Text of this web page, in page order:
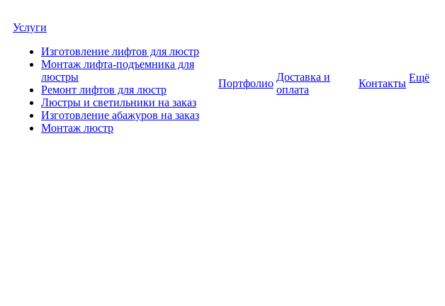
Услуги
Изготовление лифтов для люстр
Монтаж лифта-подъемника для
люстры
Ремонт лифтов для люстр
Люстры и светильники на заказ
Изготовление абажуров на заказ
Монтаж люстр
Портфолио
Доставка и
оплата
Контакты Ещё